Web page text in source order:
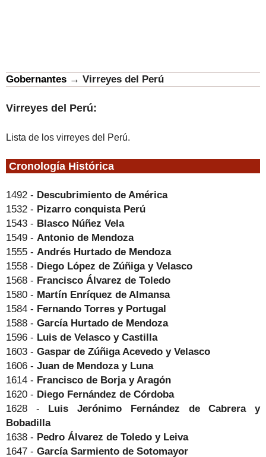
Gobernantes → Virreyes del Perú
Virreyes del Perú:
Lista de los virreyes del Perú.
Cronología Histórica
1492 - Descubrimiento de América
1532 - Pizarro conquista Perú
1543 - Blasco Núñez Vela
1549 - Antonio de Mendoza
1555 - Andrés Hurtado de Mendoza
1558 - Diego López de Zúñiga y Velasco
1568 - Francisco Álvarez de Toledo
1580 - Martín Enríquez de Almansa
1584 - Fernando Torres y Portugal
1588 - García Hurtado de Mendoza
1596 - Luis de Velasco y Castilla
1603 - Gaspar de Zúñiga Acevedo y Velasco
1606 - Juan de Mendoza y Luna
1614 - Francisco de Borja y Aragón
1620 - Diego Fernández de Córdoba
1628 - Luis Jerónimo Fernández de Cabrera y
Bobadilla
1638 - Pedro Álvarez de Toledo y Leiva
1647 - García Sarmiento de Sotomayor